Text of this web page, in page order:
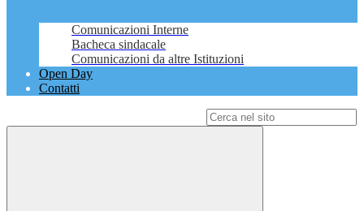
Comunicazioni Interne
Bacheca sindacale
Comunicazioni da altre Istituzioni
Open Day
Contatti